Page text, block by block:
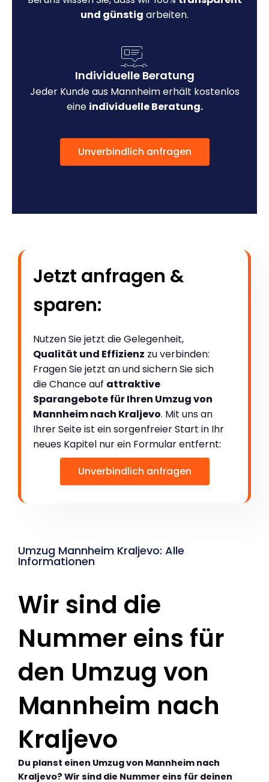
und günstig arbeiten.
Individuelle Beratung
Jeder Kunde aus Mannheim erhält kostenlos
eine individuelle Beratung.
Unverbindlich anfragen
Jetzt anfragen &
sparen:
Nutzen Sie jetzt die Gelegenheit,
Qualität und Effizienz zu verbinden:
Fragen Sie jetzt an und sichern Sie sich
die Chance auf attraktive
Sparangebote für Ihren Umzug von
Mannheim nach Kraljevo. Mit uns an
Ihrer Seite ist ein sorgenfreier Start in Ihr
neues Kapitel nur ein Formular entfernt:
Unverbindlich anfragen
Umzug Mannheim Kraljevo: Alle
Informationen
Wir sind die
Nummer eins für
den Umzug von
Mannheim nach
Kraljevo
Du planst einen Umzug von Mannheim nach
Kraljevo? Wir sind die Nummer eins für deinen